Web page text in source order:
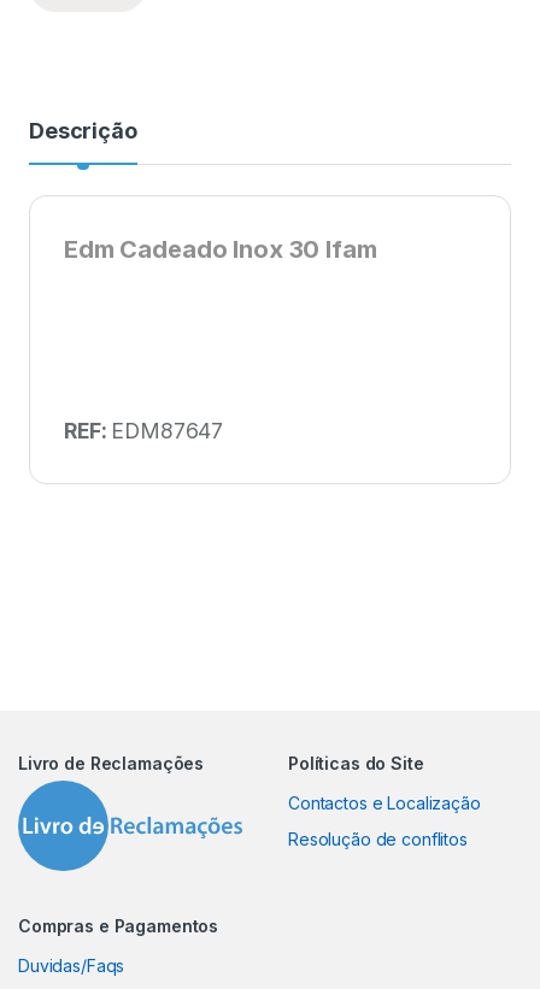
Descrição
Edm Cadeado Inox 30 Ifam
REF: EDM87647
Livro de Reclamações
Políticas do Site
Contactos e Localização
Resolução de conflitos
Compras e Pagamentos
Duvidas/Faqs